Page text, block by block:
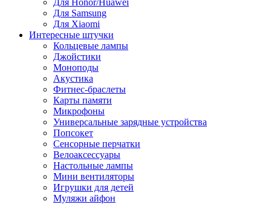
Для Honor/Huawei
Для Samsung
Для Xiaomi
Интересные штучки
Кольцевые лампы
Джойстики
Моноподы
Акустика
Фитнес-браслеты
Карты памяти
Микрофоны
Универсальные зарядные устройства
Попсокет
Сенсорные перчатки
Велоаксессуары
Настольные лампы
Мини вентиляторы
Игрушки для детей
Муляжи айфон